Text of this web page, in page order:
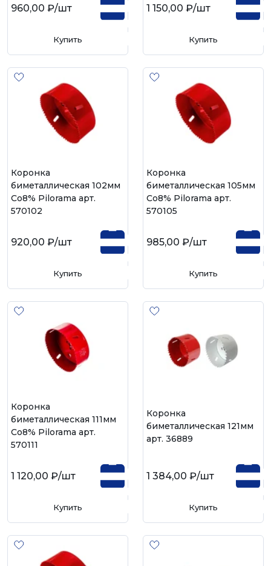
960,00 ₽/шт
Купить
1 150,00 ₽/шт
Купить
Коронка
биметаллическая 102мм
Со8% Pilorama арт.
570102
920,00 ₽/шт
Купить
Коронка
биметаллическая 105мм
Со8% Pilorama арт.
570105
985,00 ₽/шт
Купить
Коронка
биметаллическая 111мм
Со8% Pilorama арт.
570111
1 120,00 ₽/шт
Купить
Коронка
биметаллическая 121мм
арт. 36889
1 384,00 ₽/шт
Купить